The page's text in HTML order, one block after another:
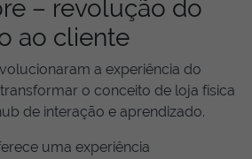
– revolução do
ao cliente
a experiência do
o conceito de loja física
de interação e aprendizado.
uma experiência